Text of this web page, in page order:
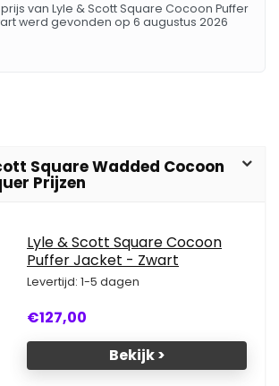
van Lyle & Scott Square Cocoon Puffer
werd gevonden op 6 augustus 2026
Square Wadded Cocoon
Prijzen
Lyle & Scott Square Cocoon
Puffer Jacket - Zwart
Levertijd: 1-5 dagen
€127,00
Bekijk >